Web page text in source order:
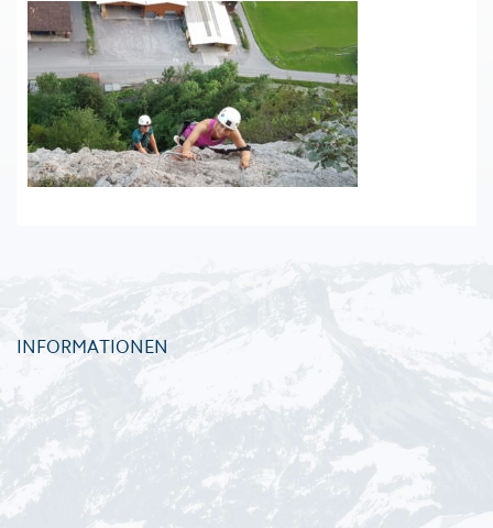
INFORMATIONEN